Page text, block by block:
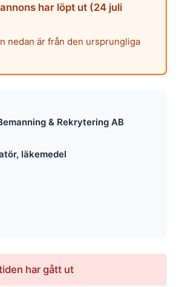
har löpt ut (24 juli
nedan är från den ursprungliga
& Rekrytering AB
läkemedel
har gått ut